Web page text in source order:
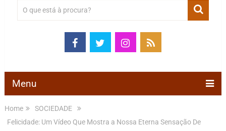
Menu
Home
SOCIEDADE
Felicidade: Um Vídeo Que Mostra a Nossa Eterna Sensação De